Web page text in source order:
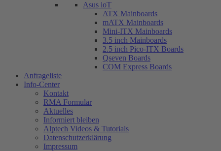
Asus ioT
ATX Mainboards
mATX Mainboards
Mini-ITX Mainboards
3.5 inch Mainboards
2.5 inch Pico-ITX Boards
Qseven Boards
COM Express Boards
Anfrageliste
Info-Center
Kontakt
RMA Formular
Aktuelles
Informiert bleiben
Alptech Videos & Tutorials
Datenschutzerklärung
Impressum